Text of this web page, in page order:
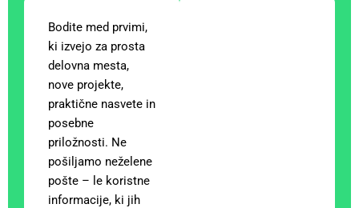
Bodite med prvimi,
ki izvejo za prosta
delovna mesta,
nove projekte,
praktične nasvete in
posebne
priložnosti. Ne
pošiljamo neželene
pošte – le koristne
informacije, ki jih